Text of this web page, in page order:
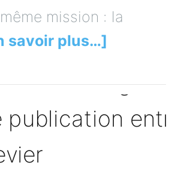
mission : la
savoir plus…]